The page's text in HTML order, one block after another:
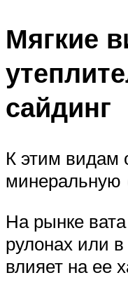
Мягкие
сайдинг
К этим видам
минеральную
На рынке
рулонах или
влияет на ее